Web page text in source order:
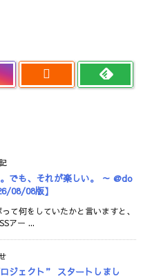

でも、それが楽しい。 ～ @do
08/08版】
て何をしていたかと言いますと、
アー ...
ジェクト” スタートしまし